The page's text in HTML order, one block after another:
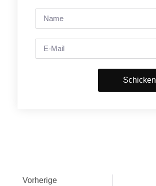
Schicken
Vorherige